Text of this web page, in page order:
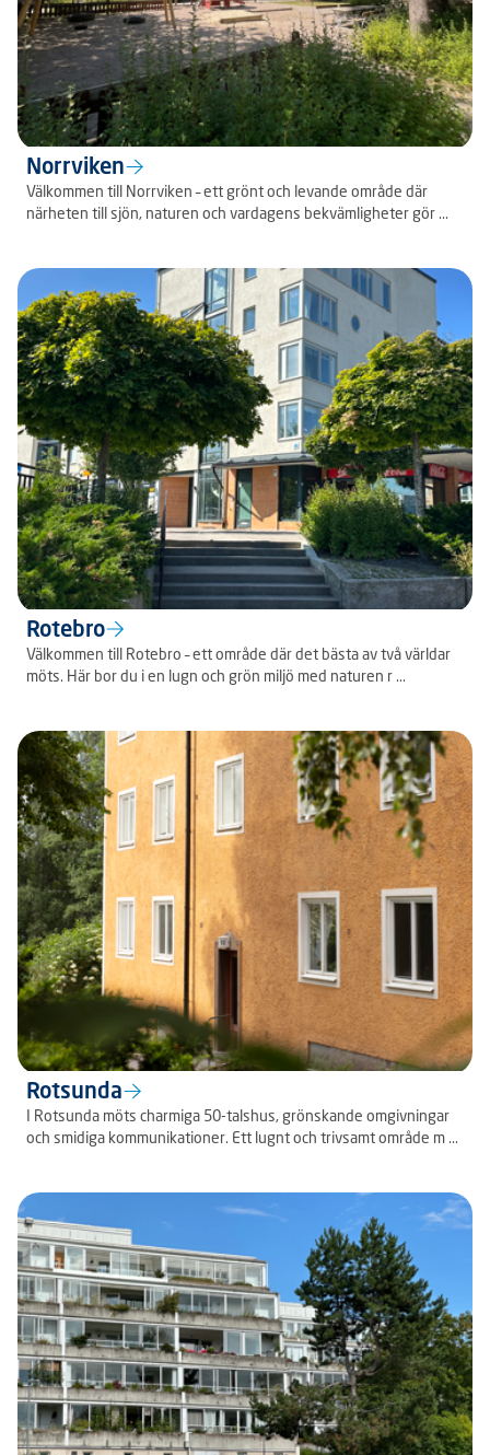
Norrviken
Välkommen till Norrviken – ett grönt och levande område där
närheten till sjön, naturen och vardagens bekvämligheter gör ...
Rotebro
Välkommen till Rotebro – ett område där det bästa av två världar
möts. Här bor du i en lugn och grön miljö med naturen r ...
Rotsunda
I Rotsunda möts charmiga 50-talshus, grönskande omgivningar
och smidiga kommunikationer. Ett lugnt och trivsamt område m ...